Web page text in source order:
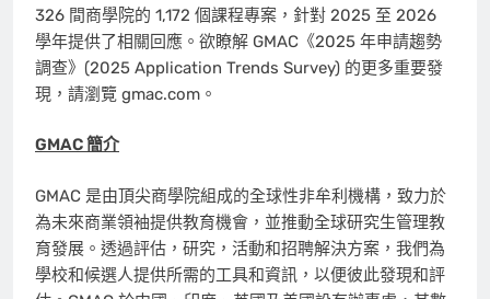
326 間商學院的 1,172 個課程專案，針對 2025 至 2026
學年提供了相關回應。欲瞭解 GMAC《2025 年申請趨勢
調查》(2025 Application Trends Survey) 的更多重要發
現，請瀏覽 gmac.com。
GMAC 簡介
GMAC 是由頂尖商學院組成的全球性非牟利機構，致力於
為未來商業領袖提供教育機會，並推動全球研究生管理教
育發展。透過評估，研究，活動和招聘解決方案，我們為
學校和候選人提供所需的工具和資訊，以便彼此發現和評